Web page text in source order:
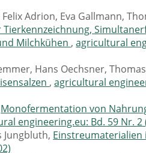
Adrion, Eva Gallmann,
Tierkennzeichnung,
Milchkühen ,agricultural
Hans Oechsner,
,agricultural
Monofermentation von
engineering.eu: Bd. 59 Nr. 2
Jungbluth,